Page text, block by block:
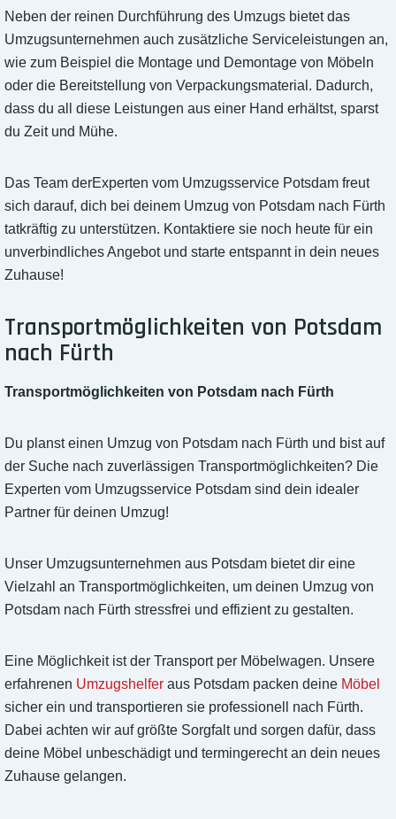
Neben der reinen Durchführung des Umzugs bietet das
Umzugsunternehmen auch zusätzliche Serviceleistungen an,
wie zum Beispiel die Montage und Demontage von Möbeln
oder die Bereitstellung von Verpackungsmaterial. Dadurch,
dass du all diese Leistungen aus einer Hand erhältst, sparst
du Zeit und Mühe.
Das Team derExperten vom Umzugsservice Potsdam freut
sich darauf, dich bei deinem Umzug von Potsdam nach Fürth
tatkräftig zu unterstützen. Kontaktiere sie noch heute für ein
unverbindliches Angebot und starte entspannt in dein neues
Zuhause!
Transportmöglichkeiten von Potsdam
nach Fürth
Transportmöglichkeiten von Potsdam nach Fürth
Du planst einen Umzug von Potsdam nach Fürth und bist auf
der Suche nach zuverlässigen Transportmöglichkeiten? Die
Experten vom Umzugsservice Potsdam sind dein idealer
Partner für deinen Umzug!
Unser Umzugsunternehmen aus Potsdam bietet dir eine
Vielzahl an Transportmöglichkeiten, um deinen Umzug von
Potsdam nach Fürth stressfrei und effizient zu gestalten.
Eine Möglichkeit ist der Transport per Möbelwagen. Unsere
erfahrenen Umzugshelfer aus Potsdam packen deine Möbel
sicher ein und transportieren sie professionell nach Fürth.
Dabei achten wir auf größte Sorgfalt und sorgen dafür, dass
deine Möbel unbeschädigt und termingerecht an dein neues
Zuhause gelangen.